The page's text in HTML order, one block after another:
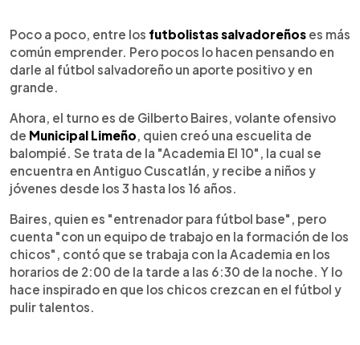
Escuchar artículo
Poco a poco, entre los futbolistas salvadoreños es más
común emprender. Pero pocos lo hacen pensando en
darle al fútbol salvadoreño un aporte positivo y en
grande.
Ahora, el turno es de Gilberto Baires, volante ofensivo
de Municipal Limeño, quien creó una escuelita de
balompié. Se trata de la "Academia El 10", la cual se
encuentra en Antiguo Cuscatlán, y recibe a niños y
jóvenes desde los 3 hasta los 16 años.
Baires, quien es "entrenador para fútbol base", pero
cuenta "con un equipo de trabajo en la formación de los
chicos", contó que se trabaja con la Academia en los
horarios de 2:00 de la tarde a las 6:30 de la noche. Y lo
hace inspirado en que los chicos crezcan en el fútbol y
pulir talentos.